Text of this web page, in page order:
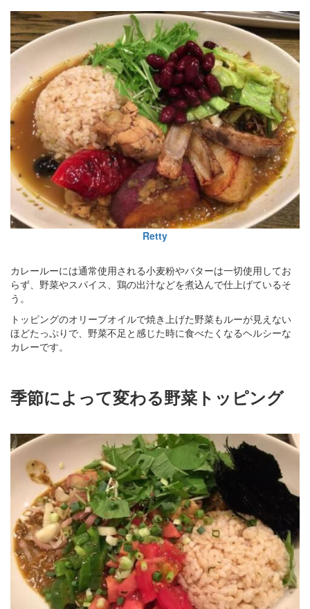
Retty
カレールーには通常使用される小麦粉やバターは一切使用してお
らず、野菜やスパイス、鶏の出汁などを煮込んで仕上げているそ
う。
トッピングのオリーブオイルで焼き上げた野菜もルーが見えない
ほどたっぷりで、野菜不足と感じた時に食べたくなるヘルシーな
カレーです。
季節によって変わる野菜トッピング